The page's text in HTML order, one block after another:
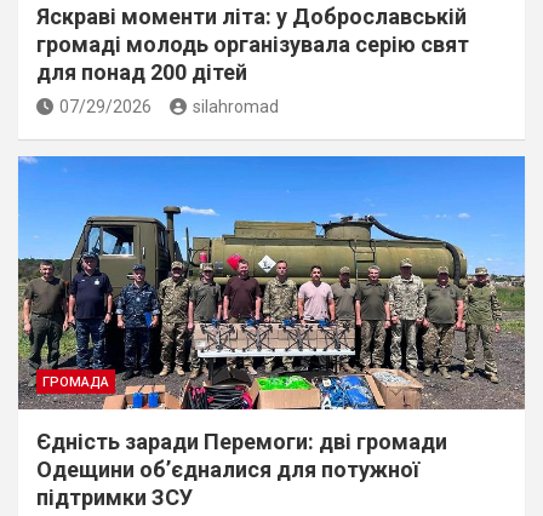
Яскраві моменти літа: у Доброславській
громаді молодь організувала серію свят
для понад 200 дітей
07/29/2026 silahromad
ГРОМАДА
Єдність заради Перемоги: дві громади
Одещини об’єдналися для потужної
підтримки ЗСУ